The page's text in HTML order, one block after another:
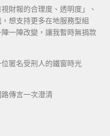
財報的合理度、透明度」、
想支持更多在地服務型組
一陣改變，讓我暫時無捐款
匿名受刑人的鐵窗時光
傳言一次澄清